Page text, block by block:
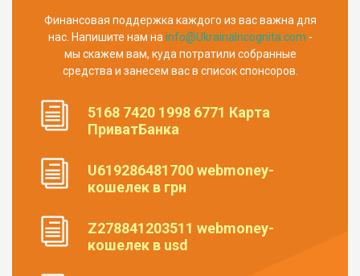
Финансовая поддержка каждого из вас важна для
нас. Напишите нам на info@UkrainaIncognita.com -
мы скажем вам, куда потратили собранные
средства и занесем вас в список спонсоров.
5168 7420 1998 6771 Карта
ПриватБанка
U619286481700 webmoney-
кошелек в грн
Z278841203511 webmoney-
кошелек в usd